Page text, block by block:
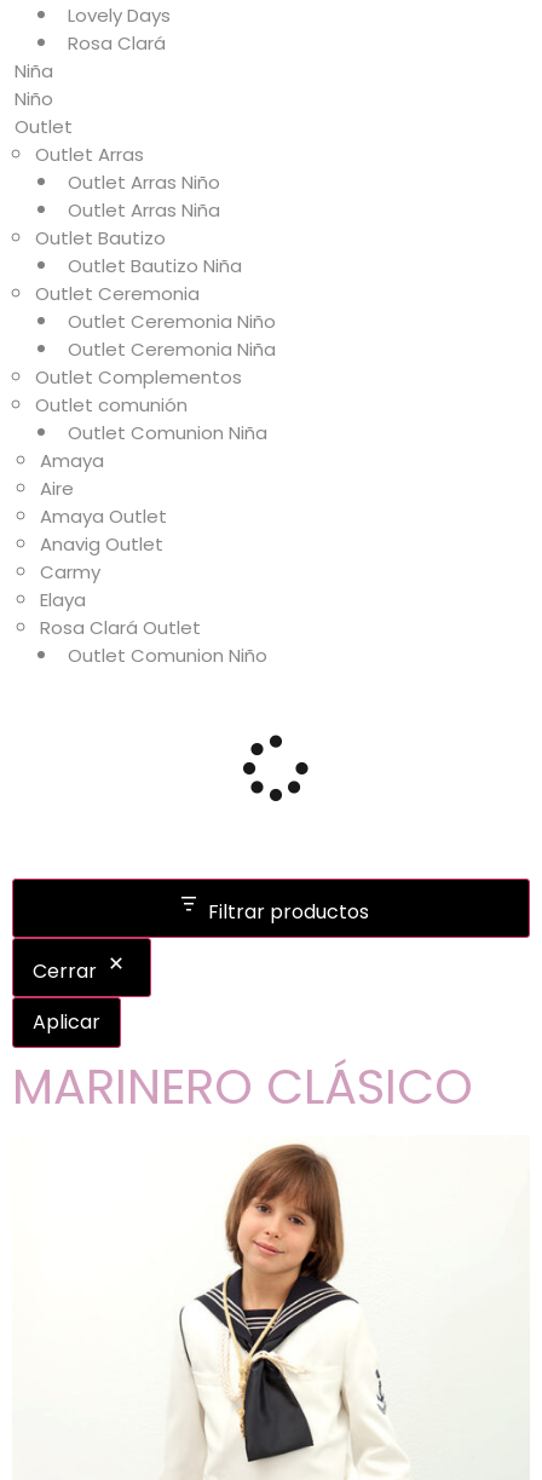
Lovely Days
Rosa Clará
Niña
Niño
Outlet
Outlet Arras
Outlet Arras Niño
Outlet Arras Niña
Outlet Bautizo
Outlet Bautizo Niña
Outlet Ceremonia
Outlet Ceremonia Niño
Outlet Ceremonia Niña
Outlet Complementos
Outlet comunión
Outlet Comunion Niña
Amaya
Aire
Amaya Outlet
Anavig Outlet
Carmy
Elaya
Rosa Clará Outlet
Outlet Comunion Niño
Filtrar productos
Cerrar
Aplicar
MARINERO CLÁSICO